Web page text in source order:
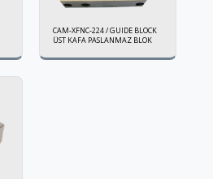
CAM-XFNC-224 / GUIDE BLOCK
ÜST KAFA PASLANMAZ BLOK